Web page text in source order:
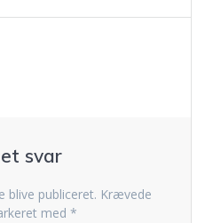
svar
blive publiceret. Krævede
med *